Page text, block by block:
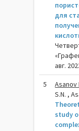
для
авг.
5 Asanov
S.N. ,
study